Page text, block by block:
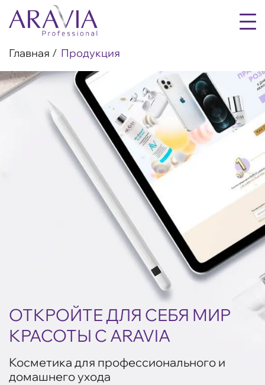
Главная Продукция
ОТКРОЙТЕ ДЛЯ СЕБЯ МИР
КРАСОТЫ С ARAVIA
Косметика для профессионального и
домашнего ухода